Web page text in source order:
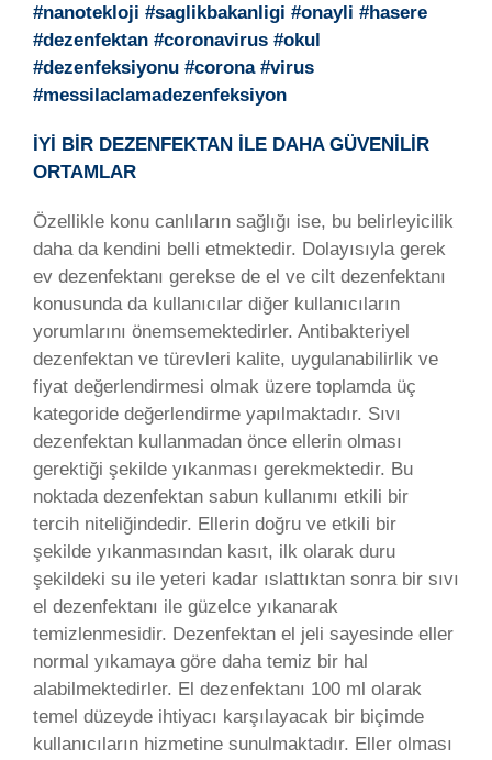
#nanotekloji #saglikbakanligi #onayli #hasere
#dezenfektan #coronavirus #okul
#dezenfeksiyonu #corona #virus
#messilaclamadezenfeksiyon
İYİ BİR DEZENFEKTAN İLE DAHA GÜVENİLİR
ORTAMLAR
Özellikle konu canlıların sağlığı ise, bu belirleyicilik
daha da kendini belli etmektedir. Dolayısıyla gerek
ev dezenfektanı gerekse de el ve cilt dezenfektanı
konusunda da kullanıcılar diğer kullanıcıların
yorumlarını önemsemektedirler. Antibakteriyel
dezenfektan ve türevleri kalite, uygulanabilirlik ve
fiyat değerlendirmesi olmak üzere toplamda üç
kategoride değerlendirme yapılmaktadır. Sıvı
dezenfektan kullanmadan önce ellerin olması
gerektiği şekilde yıkanması gerekmektedir. Bu
noktada dezenfektan sabun kullanımı etkili bir
tercih niteliğindedir. Ellerin doğru ve etkili bir
şekilde yıkanmasından kasıt, ilk olarak duru
şekildeki su ile yeteri kadar ıslattıktan sonra bir sıvı
el dezenfektanı ile güzelce yıkanarak
temizlenmesidir. Dezenfektan el jeli sayesinde eller
normal yıkamaya göre daha temiz bir hal
alabilmektedirler. El dezenfektanı 100 ml olarak
temel düzeyde ihtiyacı karşılayacak bir biçimde
kullanıcıların hizmetine sunulmaktadır. Eller olması